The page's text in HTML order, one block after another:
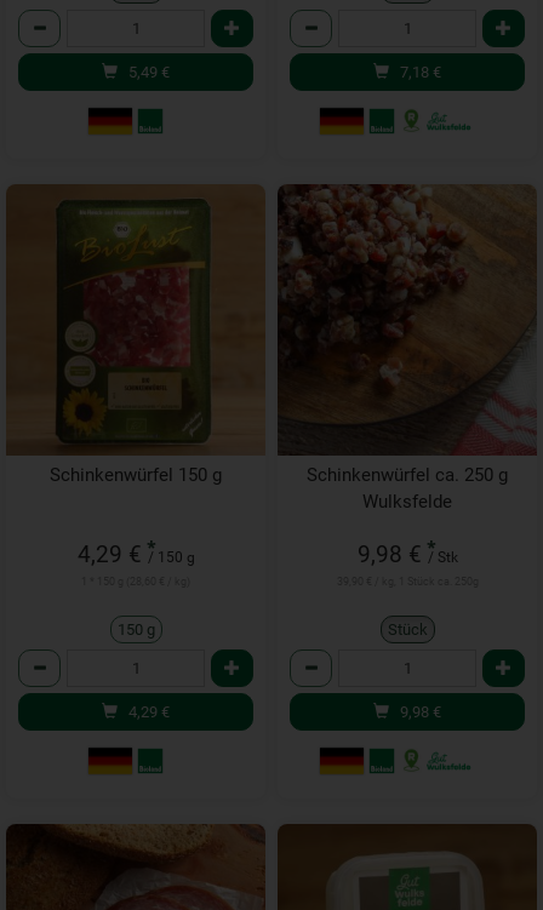
Anzahl
5,49 €
Anzahl
7,18 €
Schinkenwürfel 150 g
4,29 € *
/ 150 g
150 g
Anzahl
4,29 €
Schinkenwürfel ca. 250 g
Wulksfelde
9,98 € *
/ Stk
Stück
Anzahl
9,98 €